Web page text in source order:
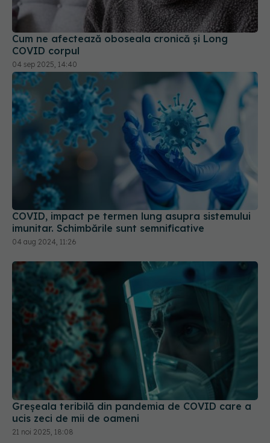
Cum ne afectează oboseala cronică și Long
COVID corpul
04 sep 2025, 14:40
COVID, impact pe termen lung asupra sistemului
imunitar. Schimbările sunt semnificative
04 aug 2024, 11:26
Greșeala teribilă din pandemia de COVID care a
ucis zeci de mii de oameni
21 noi 2025, 18:08